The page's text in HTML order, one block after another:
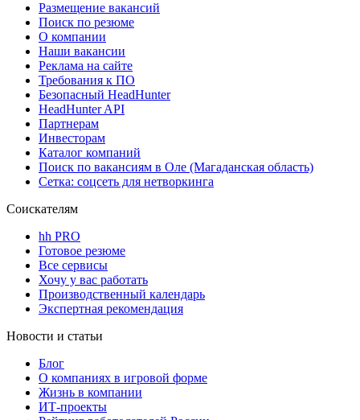
Размещение вакансий
Поиск по резюме
О компании
Наши вакансии
Реклама на сайте
Требования к ПО
Безопасный HeadHunter
HeadHunter API
Партнерам
Инвесторам
Каталог компаний
Поиск по вакансиям в Оле (Магаданская область)
Сетка: соцсеть для нетворкинга
Соискателям
hh PRO
Готовое резюме
Все сервисы
Хочу у вас работать
Производственный календарь
Экспертная рекомендация
Новости и статьи
Блог
О компаниях в игровой форме
Жизнь в компании
ИТ-проекты